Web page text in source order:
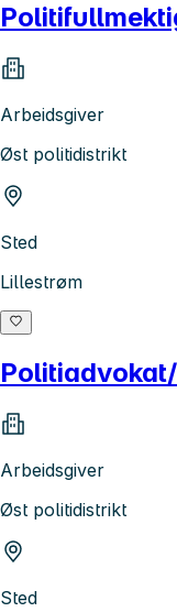
Arbeidsgiver
Øst politidistrikt
Sted
Lillestrøm
Arbeidsgiver
Øst politidistrikt
Sted